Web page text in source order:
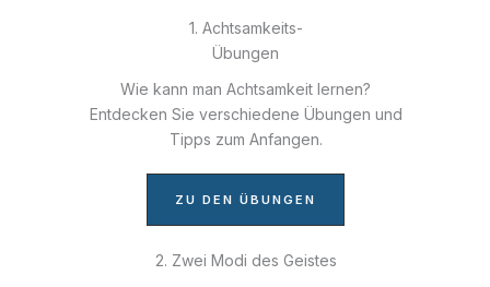
1. Achtsamkeits-
Übungen
Wie kann man Achtsamkeit lernen?
Entdecken Sie verschiedene Übungen und
Tipps zum Anfangen.
ZU DEN ÜBUNGEN
2. Zwei Modi des Geistes